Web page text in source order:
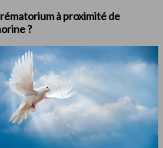
à proximité de
?